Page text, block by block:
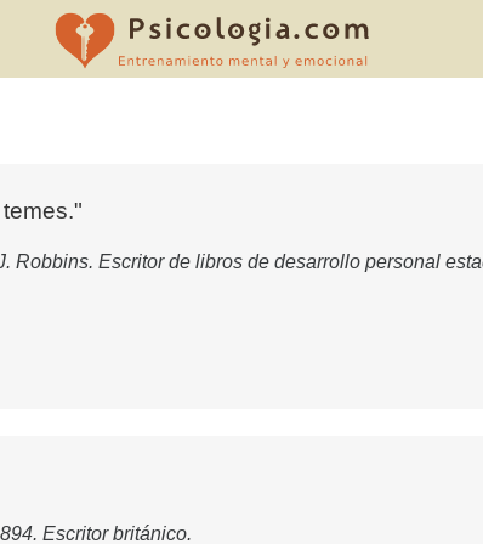
Robbins. Escritor de libros de desarrollo personal
Escritor británico.